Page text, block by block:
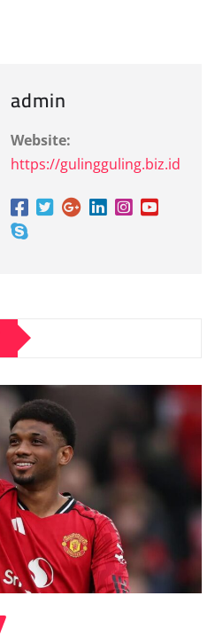
admin
Website:
https://gulingguling.biz.id